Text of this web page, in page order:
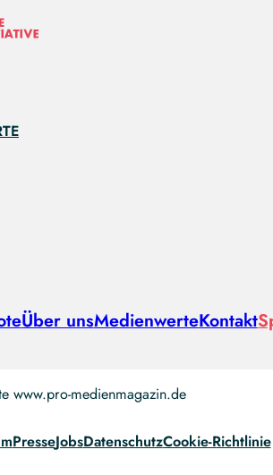
Über unsMedienwerteKontakt
www.pro-medienmagazin.de
PresseJobsDatenschutzCookie-Richtlinie